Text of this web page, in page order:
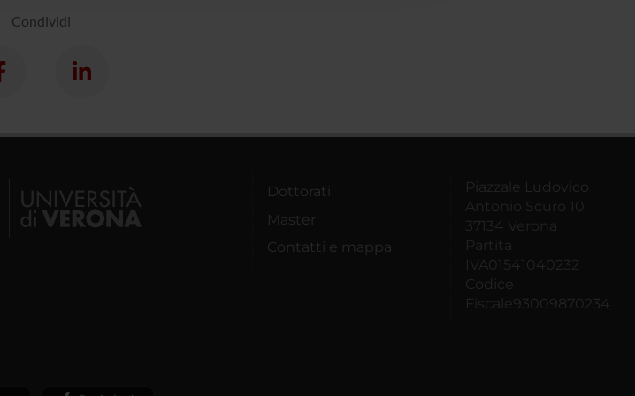
Condividi
Dottorati
Master
Contatti e mappa
Piazzale Ludovico
Antonio Scuro 10
37134 Verona
Partita
IVA01541040232
Codice
Fiscale93009870234